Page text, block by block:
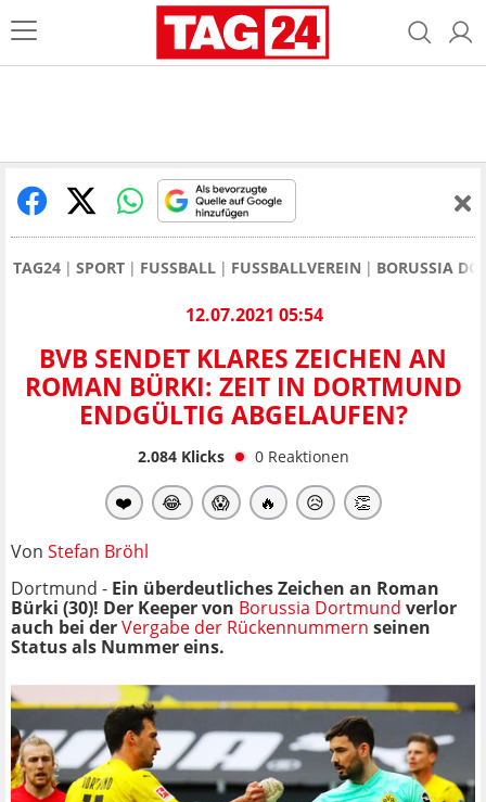
TAG24 SPORT FUSSBALL FUSSBALLVEREIN BORUSSIA
12.07.2021 05:54
BVB SENDET KLARES ZEICHEN AN
ROMAN BÜRKI: ZEIT IN DORTMUND
ENDGÜLTIG ABGELAUFEN?
2.084Klicks 0 Reaktionen
❤️ 😂 😱 🔥 😥 👏
Von Stefan Bröhl
Dortmund - Ein überdeutliches Zeichen an Roman
Bürki (30)! Der Keeper von Borussia Dortmund verlor
auch bei derVergabe der Rückennummern seinen
Status als Nummer eins.